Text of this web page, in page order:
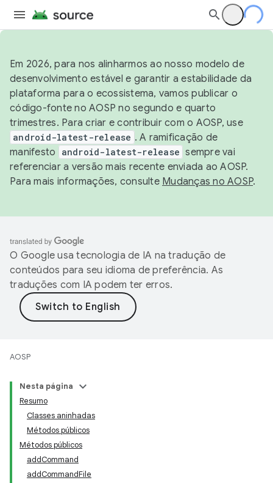
Em 2026, para nos alinharmos ao nosso modelo de
desenvolvimento estável e garantir a estabilidade da
plataforma para o ecossistema, vamos publicar o
código-fonte no AOSP no segundo e quarto
trimestres. Para criar e contribuir com o AOSP, use
android-latest-release . A ramificação de
manifesto
android-latest-release sempre vai
referenciar a versão mais recente enviada ao AOSP.
Para mais informações, consulte Mudanças no AOSP.
O Google usa tecnologia de IA na tradução de
conteúdos para seu idioma de preferência. As
traduções com IA podem ter erros.
AOSP
Nesta página
Resumo
Classes aninhadas
Métodos públicos
Métodos públicos
addCommand
addCommandFile